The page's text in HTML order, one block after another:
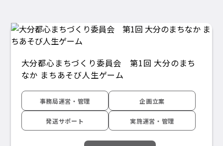
大分都心まちづくり委員会 第1回 大分のまち
なか まちあそび人生ゲーム
事務局運営・管理 企画立案
発送サポート 実施運営・管理